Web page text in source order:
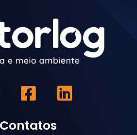
Contatos